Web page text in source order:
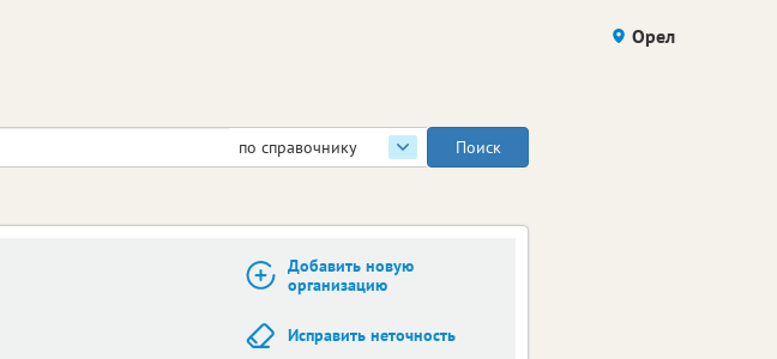
Орел
по справочнику
Добавить новую
организацию
Исправить неточность